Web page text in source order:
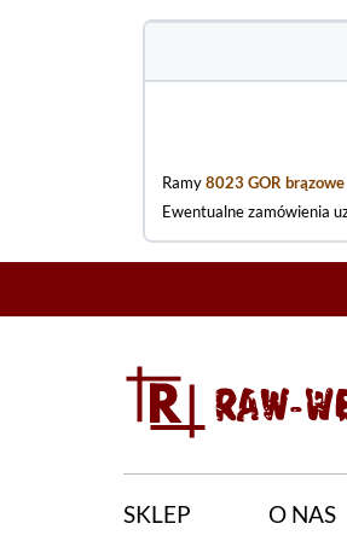
Ramy8023 GOR brązowe
Ewentualne zamówienia
SKLEP O NAS